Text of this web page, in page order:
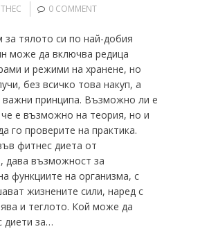
0 COMMENT
за тялото си по най-добия
може да включва редица
и режими на хранене, но
без всичко това накуп, а
важни принципа. Възможно ли е
е възможно на теория, но и
го проверите на практика.
фитнес диета от
дава възможност за
функциите на организма, с
жизнените сили, наред с
и теглото. Кой може да
диети за…